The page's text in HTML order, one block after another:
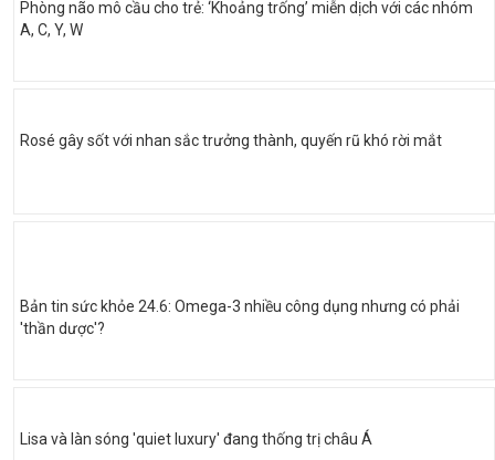
Phòng não mô cầu cho trẻ: ‘Khoảng trống’ miễn dịch với các nhóm
A, C, Y, W
Rosé gây sốt với nhan sắc trưởng thành, quyến rũ khó rời mắt
Bản tin sức khỏe 24.6: Omega-3 nhiều công dụng nhưng có phải
'thần dược'?
Lisa và làn sóng 'quiet luxury' đang thống trị châu Á